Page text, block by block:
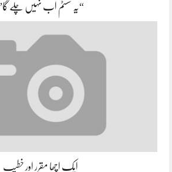
“یہ سسٹم اب نہیں چلے
ایک اچھا مقرر اور خطیب